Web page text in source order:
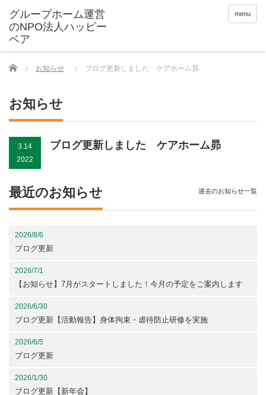
menu
Home お知らせ ブログ更新しました ケアホーム昴
お知らせ
3.14
2022
ブログ更新しました ケアホーム昴
最近のお知らせ
2026/8/6
ブログ更新
2026/7/1
【お知らせ】7月がスタートしました！今月の予定をご案内します
2026/6/30
ブログ更新【活動報告】身体拘束・虐待防止研修を実施
2026/6/5
ブログ更新
2026/1/30
ブログ更新【新年会】
過去のお知らせ一覧